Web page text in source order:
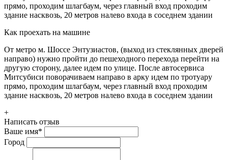
прямо, проходим шлагбаум, через главный вход проходим
здание насквозь, 20 метров налево входа в соседнем здании
Как проехать на машине
От метро м. Шоссе Энтузиастов, (выход из стеклянных дверей
направо) нужно пройти до пешеходного перехода перейти на
другую сторону, далее идем по улице. После автосервиса
Митсубиси поворачиваем направо в арку идем по тротуару
прямо, проходим шлагбаум, через главный вход проходим
здание насквозь, 20 метров налево входа в соседнем здании
+
Написать отзыв
Ваше имя*
Город